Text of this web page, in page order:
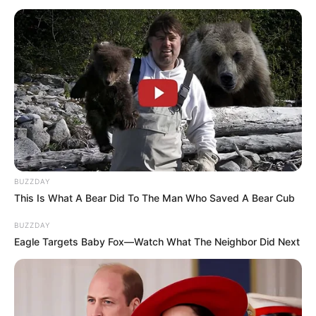
CABOURG – 20h15 – Attelé – 2725m – 14 Partants – Corde à
droite
Base Prono PMU du Quinté ou Couplé
gagnant du jour dans le PRIX DES
COREOPSIS
La base prono du Quinté est établie avec notre logiciel qui
est 100% gratuit. Soit les 3 principaux favoris du Quinté
PMU du jour qui pourront vous permettre de faire ces
(liste de paris allant du plus risqué au prono plus soft.)
Un Tiercé.
Le couplé (jumelé) gagnant et/ou placé en combiné 3
Un 2sur4 en combiné 3Cv.
De 1 à 3 jeux simples Gagnants et/ou placés.
BUZZDAY
This Is What A Bear Did To The Man Who Saved A Bear Cub
BUZZDAY
Eagle Targets Baby Fox—Watch What The Neighbor Did Next